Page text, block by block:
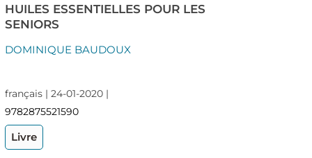
HUILES ESSENTIELLES POUR LES
SENIORS
DOMINIQUE BAUDOUX
français | 24-01-2020 |
9782875521590
Livre